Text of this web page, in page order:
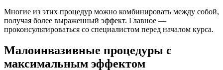
Многие из этих процедур можно комбинировать между собой,
получая более выраженный эффект. Главное —
проконсультироваться со специалистом перед началом курса.
Малоинвазивные процедуры с
максимальным эффектом